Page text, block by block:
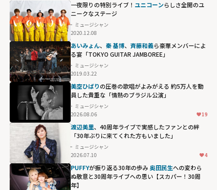
一夜限りの特別ライブ！ ユニコーンらしさ全開のユ
ニークなステージ
ミュージシャン
2020.12.08
あいみょん、 秦 基博、 斉藤和義ら豪華メンバーによ
る宴「TOKYO GUITAR JAMBOREE」
ミュージシャン
2019.03.22
美空ひばりの圧巻の歌唱がよみがえる 約5万人を動
員した貴重な「情熱のブラジル公演」
ミュージシャン
2026.08.06
19
渡辺美里、40周年ライブで実感したファンとの絆
「30年ぶりに来てくれた方もいました」
ミュージシャン
2026.07.10
4
PUFFYが振り返る30年の歩み奥田民生への変わら
ぬ敬意と30周年ライブへの思い【スカパー！30周
年】